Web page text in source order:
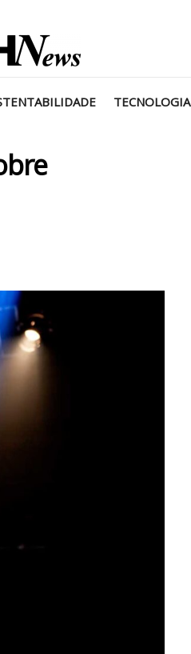
TECNOLOGIA